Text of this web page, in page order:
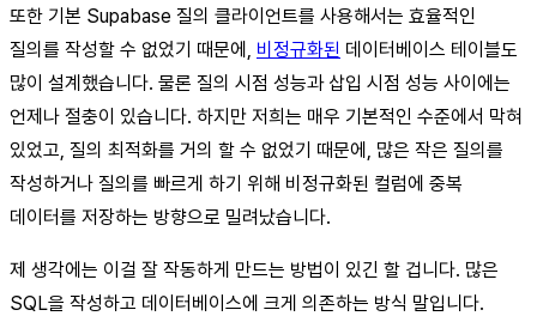
또한 기본 Supabase 질의 클라이언트를 사용해서는 효율적인
질의를 작성할 수 없었기 때문에, 비정규화된 데이터베이스 테이블도
많이 설계했습니다. 물론 질의 시점 성능과 삽입 시점 성능 사이에는
언제나 절충이 있습니다. 하지만 저희는 매우 기본적인 수준에서 막혀
있었고, 질의 최적화를 거의 할 수 없었기 때문에, 많은 작은 질의를
작성하거나 질의를 빠르게 하기 위해 비정규화된 컬럼에 중복
데이터를 저장하는 방향으로 밀려났습니다.
제 생각에는 이걸 잘 작동하게 만드는 방법이 있긴 할 겁니다. 많은
SQL을 작성하고 데이터베이스에 크게 의존하는 방식 말입니다.